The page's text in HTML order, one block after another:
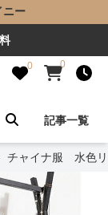
ニー
0 0
記事一覧
チャイナ服 水色リ